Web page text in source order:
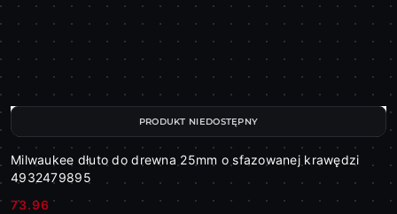
Milwaukee dłuto do drewna 25mm o sfazowanej krawędzi
4932479895
73.96
PRODUKT NIEDOSTĘPNY